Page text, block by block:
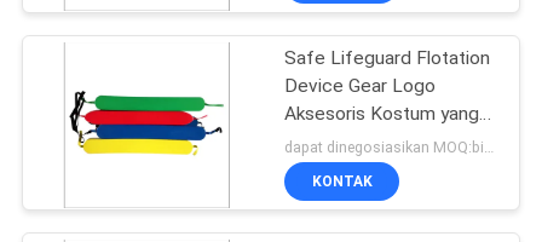
TUR
KONTROL
Tikar Kolam Busa
Mengambang
32
Safe Lifeguard Flotation
Device Gear Logo
Aksesoris Kostum yang
Dapat Dicetak
KONTAK